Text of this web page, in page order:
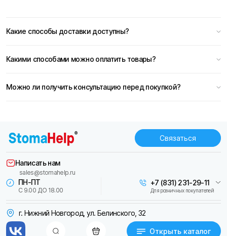
Какие способы доставки доступны?
Какими способами можно оплатить товары?
Можно ли получить консультацию перед покупкой?
Связаться
г. Нижний Новгород, ул. Белинского, 32
Открыть каталог
ПН-ПТ
С 9.00 ДО 18.00
+7 (831) 231-29-11
Для розничных покупателей
Написать нам
sales@stomahelp.ru